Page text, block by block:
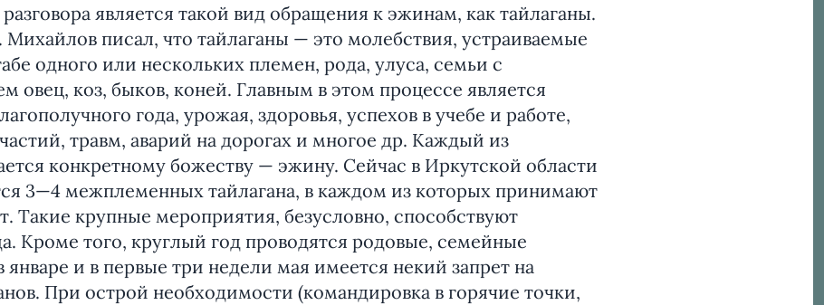
является такой вид обращения к эжинам, как тайлаганы.
писал, что тайлаганы — это молебствия, устраиваемые
одного или нескольких племен, рода, улуса, семьи с
овец, коз, быков, коней. Главным в этом процессе является
года, урожая, здоровья, успехов в учебе и работе,
травм, аварий на дорогах и многое др. Каждый из
конкретному божеству — эжину. Сейчас в Иркутской области
3—4 межплеменных тайлагана, в каждом из которых принимают
Такие крупные мероприятия, безусловно, способствуют
Кроме того, круглый год проводятся родовые, семейные
январе и в первые три недели мая имеется некий запрет на
При острой необходимости (командировка в горячие точки,